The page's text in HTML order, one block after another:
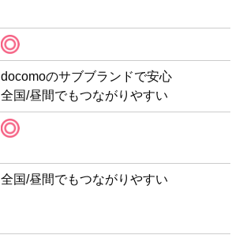
docomoのサブブランドで安心
全国/昼間でもつながりやすい
全国/昼間でもつながりやすい